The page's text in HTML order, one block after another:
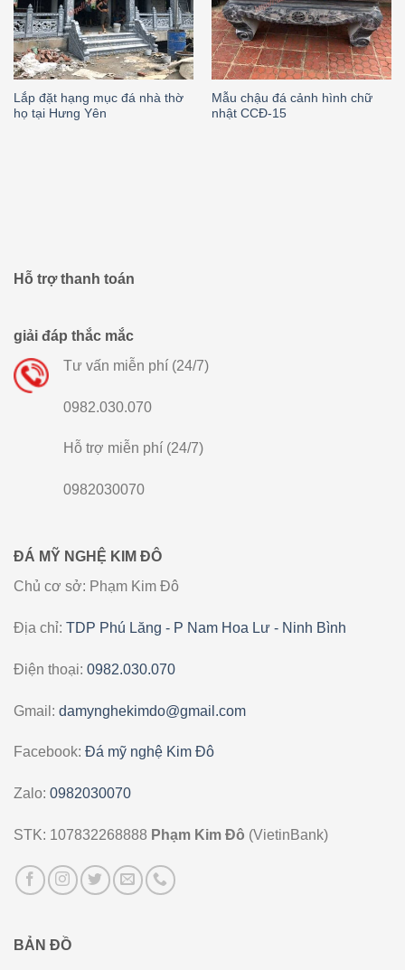
Lắp đặt hạng mục đá nhà thờ
họ tại Hưng Yên
Mẫu chậu đá cảnh hình chữ
nhật CCĐ-15
Hỗ trợ thanh toán
giải đáp thắc mắc
Tư vấn miễn phí (24/7)
0982.030.070
Hỗ trợ miễn phí (24/7)
0982030070
ĐÁ MỸ NGHỆ KIM ĐÔ
Chủ cơ sở: Phạm Kim Đô
Địa chỉ: TDP Phú Lăng - P Nam Hoa Lư - Ninh Bình
Điện thoại: 0982.030.070
Gmail: damynghekimdo@gmail.com
Facebook: Đá mỹ nghệ Kim Đô
Zalo: 0982030070
STK: 107832268888 Phạm Kim Đô (VietinBank)
BẢN ĐỒ